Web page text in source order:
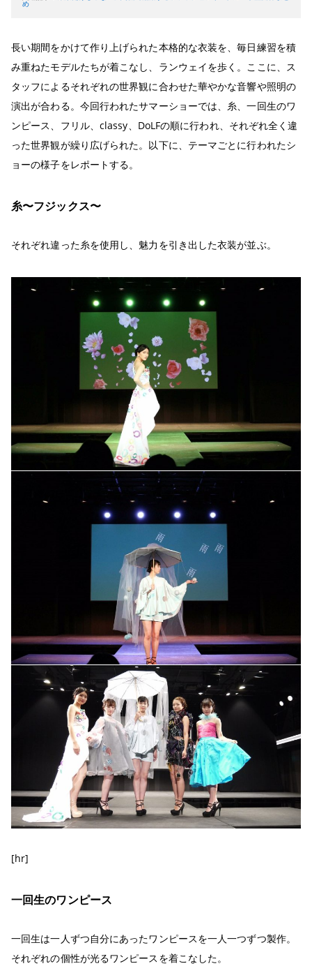
め
長い期間をかけて作り上げられた本格的な衣装を、毎日練習を積
み重ねたモデルたちが着こなし、ランウェイを歩く。ここに、ス
タッフによるそれぞれの世界観に合わせた華やかな音響や照明の
演出が合わる。今回行われたサマーショーでは、糸、一回生のワ
ンピース、フリル、classy、DoLFの順に行われ、それぞれ全く違
った世界観が繰り広げられた。以下に、テーマごとに行われたシ
ョーの様子をレポートする。
糸〜フジックス〜
それぞれ違った糸を使用し、魅力を引き出した衣装が並ぶ。
[hr]
一回生のワンピース
一回生は一人ずつ自分にあったワンピースを一人一つずつ製作。
それぞれの個性が光るワンピースを着こなした。